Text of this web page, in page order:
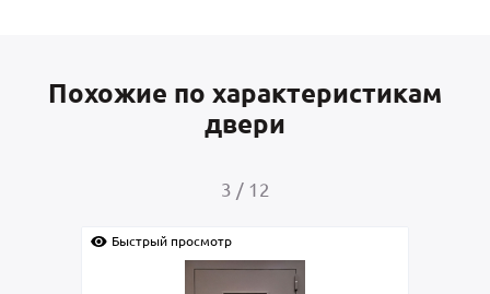
Похожие по характеристикам
двери
4 / 12
Быстрый просмотр